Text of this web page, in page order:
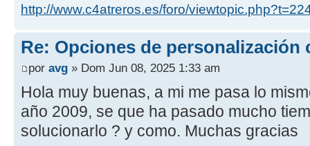
http://www.c4atreros.es/foro/
Re: Opciones de
por avg » Dom Jun 08, 2025 1:33 am
Hola muy buenas, a mi me pasa lo
año 2009, se que ha pasado mucho
solucionarlo ? y como. Muchas gracias